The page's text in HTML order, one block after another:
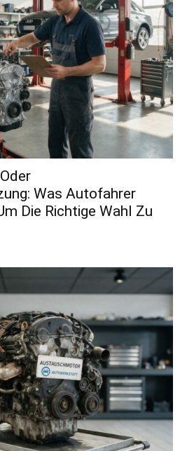
Was Autofahrer
Die Richtige Wahl Zu